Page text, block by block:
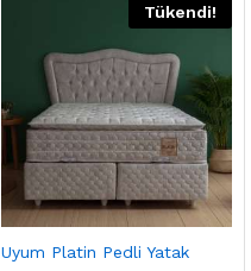
Tükendi!
Uyum Platin Pedli Yatak